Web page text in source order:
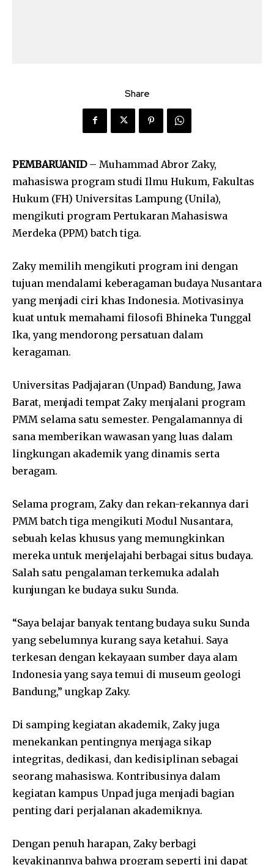
Share
PEMBARUANID– Muhammad Abror Zaky,
mahasiswa program studi Ilmu Hukum, Fakultas
Hukum (FH) Universitas Lampung (Unila),
mengikuti program Pertukaran Mahasiswa
Merdeka (PPM) batch tiga.
Zaky memilih mengikuti program ini dengan
tujuan mendalami keberagaman budaya Nusantara
yang menjadi ciri khas Indonesia. Motivasinya
kuat untuk memahami filosofi Bhineka Tunggal
Ika, yang mendorong persatuan dalam
keragaman.
Universitas Padjajaran (Unpad) Bandung, Jawa
Barat, menjadi tempat Zaky menjalani program
PMM selama satu semester. Pengalamannya di
sana memberikan wawasan yang luas dalam
lingkungan akademik yang dinamis serta
beragam.
Selama program, Zaky dan rekan-rekannya dari
PMM batch tiga mengikuti Modul Nusantara,
sebuah kelas khusus yang memungkinkan
mereka untuk menjelajahi berbagai situs budaya.
Salah satu pengalaman terkemuka adalah
kunjungan ke budaya suku Sunda.
“Saya belajar banyak tentang budaya suku Sunda
yang sebelumnya kurang saya ketahui. Saya
terkesan dengan kekayaan sumber daya alam
Indonesia yang saya temui di museum geologi
Bandung,” ungkap Zaky.
Di samping kegiatan akademik, Zaky juga
menekankan pentingnya menjaga sikap
integritas, dedikasi, dan kedisiplinan sebagai
seorang mahasiswa. Kontribusinya dalam
kegiatan kampus Unpad juga menjadi bagian
penting dari perjalanan akademiknya.
Dengan penuh harapan, Zaky berbagi
keyakinannya bahwa program seperti ini dapat